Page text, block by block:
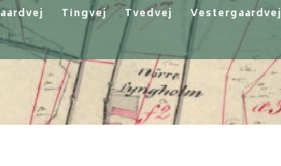
Tingvej Tvedvej
Vestergaardvej